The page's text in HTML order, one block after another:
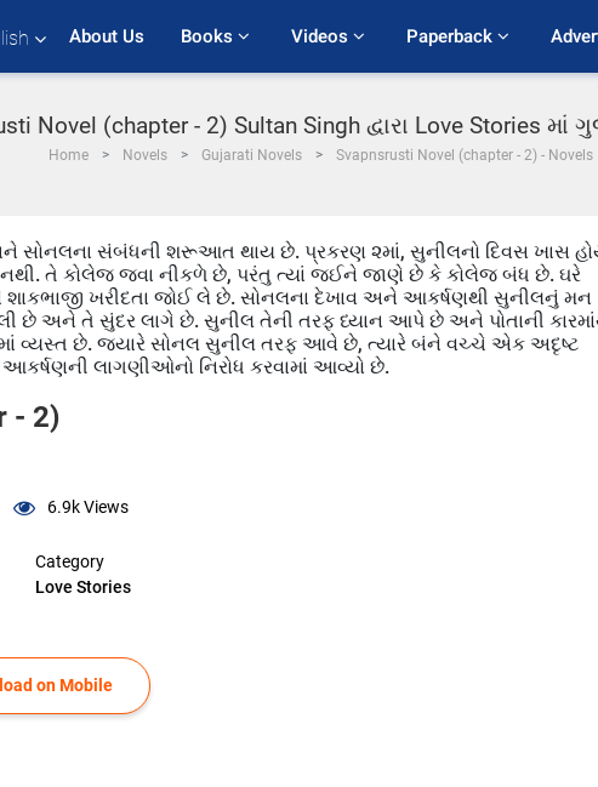
About Us Books Videos Paperback
Novel (chapter - 2) Sultan Singh દ્વારા Love Stories માં
Home Novels Gujarati Novels Svapnsrusti Novel (chapter - 2) - Novels
સોનલના સંબંધની શરૂઆત થાય છે. પ્રકરણ ૨માં, સુનીલનો દિવસ ખાસ
તે કોલેજ જવા નીકળે છે, પરંતુ ત્યાં જઈને જાણે છે કે કોલેજ બંધ છે. ઘરે
શાકભાજી ખરીદતા જોઈ લે છે. સોનલના દેખાવ અને આકર્ષણથી સુનીલનું મન
છે અને તે સુંદર લાગે છે. સુનીલ તેની તરફ ધ્યાન આપે છે અને પોતાની
વ્યસ્ત છે. જ્યારે સોનલ સુનીલ તરફ આવે છે, ત્યારે બંને વચ્ચે એક અદૃષ્ટ
લાગણીઓનો નિરોધ કરવામાં આવ્યો છે.
- 2)
6.9kViews
Category
Love Stories
on Mobile